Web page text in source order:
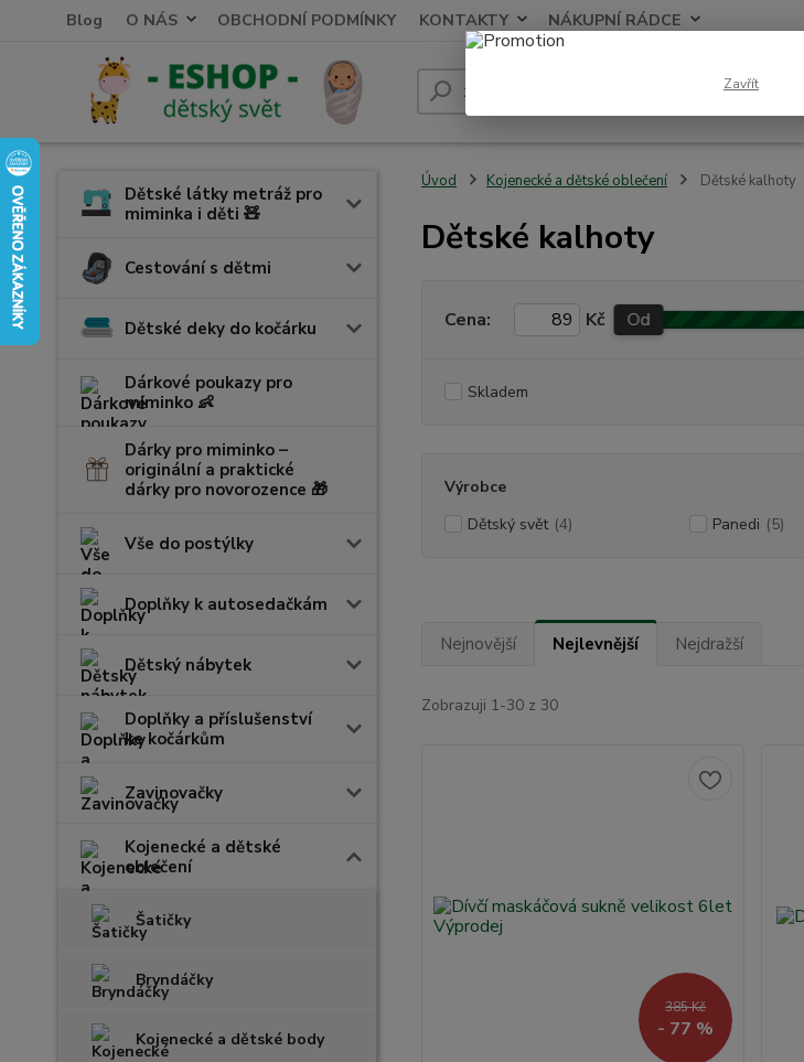
Blog O NÁS OBCHODNÍ PODMÍNKY KONTAKTY NÁKUPNÍ RÁDCE
Hledat
Dětské látky metráž pro
miminka i děti 🧸
Cestování s dětmi
Dětské deky do kočárku
Dárkové poukazy pro
miminko 👶
Dárky pro miminko –
originální a praktické
dárky pro novorozence 🎁
Vše do postýlky
Doplňky k autosedačkám
Dětský nábytek
Doplňky a příslušenství
ke kočárkům
Zavinovačky
Kojenecké a dětské
oblečení
Šatičky
Bryndáčky
Kojenecké a dětské body
Úvod Kojenecké a dětské oblečení Dětské kalhoty
Dětské kalhoty
Cena: Kč Od
Skladem
Výrobce
Dětský svět (4) Panedi (5)
Nejnovější Nejlevnější Nejdražší
Zobrazuji 1-30 z 30
385 Kč
- 77 %
Zavřít